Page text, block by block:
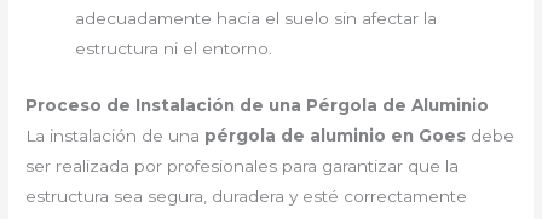
adecuadamente hacia el suelo sin afectar la
estructura ni el entorno.
Proceso de Instalación de una Pérgola de Aluminio
La instalación de una pérgola de aluminio en Goes debe
ser realizada por profesionales para garantizar que la
estructura sea segura, duradera y esté correctamente